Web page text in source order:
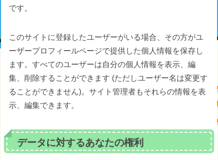
です。
このサイトに登録したユーザーがいる場合、その方がユ
ーザープロフィールページで提供した個人情報を保存し
ます。すべてのユーザーは自分の個人情報を表示、編
集、削除することができます (ただしユーザー名は変更す
ることができません)。サイト管理者もそれらの情報を表
示、編集できます。
データに対するあなたの権利